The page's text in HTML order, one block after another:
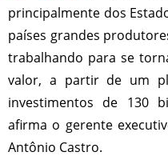
principalmente dos
países grandes
trabalhando para se
valor, a partir de um
investimentos de 130
afirma o gerente
Antônio Castro.